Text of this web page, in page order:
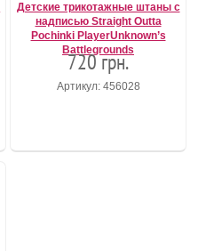
Детские трикотажные штаны с
надписью Straight Outta
Pochinki PlayerUnknown’s
Battlegrounds
720 грн.
Артикул: 456028